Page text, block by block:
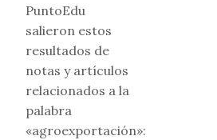
PuntoEdu
salieron estos
resultados de
notas y artículos
relacionados a la
palabra
«agroexportación»: